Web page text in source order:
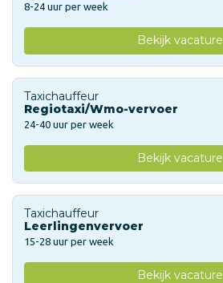
8-24 uur per week
Bekijk vacature
Taxichauffeur
Regiotaxi/Wmo-vervoer
24-40 uur per week
Bekijk vacature
Taxichauffeur
Leerlingenvervoer
15-28 uur per week
Bekijk vacature